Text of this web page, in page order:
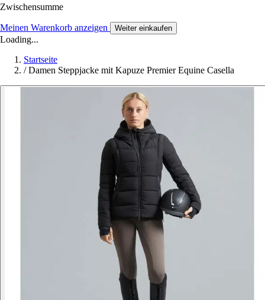
Zwischensumme
Meinen Warenkorb anzeigen Weiter einkaufen
Loading...
Startseite
/ Damen Steppjacke mit Kapuze Premier Equine Casella